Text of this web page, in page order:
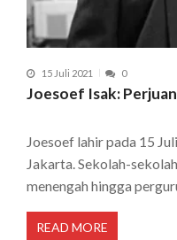
15 Juli 2021 0
Joesoef Isak:
Joesoef lahir pada 15
Jakarta. Sekolah-
menengah hingga
READ MORE